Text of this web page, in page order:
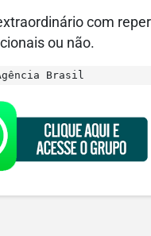
com
ou não.
Brasil